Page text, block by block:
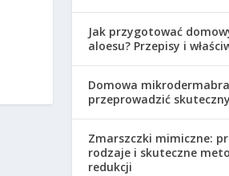
Jak przygotować
aloesu? Przepisy i
Domowa
przeprowadzić
Zmarszczki mimiczne:
rodzaje i skuteczne
redukcji